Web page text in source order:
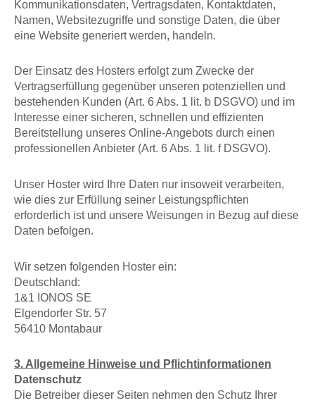
Kommunikationsdaten, Vertragsdaten, Kontaktdaten,
Namen, Websitezugriffe und sonstige Daten, die über
eine Website generiert werden, handeln.
Der Einsatz des Hosters erfolgt zum Zwecke der
Vertragserfüllung gegenüber unseren potenziellen und
bestehenden Kunden (Art. 6 Abs. 1 lit. b DSGVO) und im
Interesse einer sicheren, schnellen und effizienten
Bereitstellung unseres Online-Angebots durch einen
professionellen Anbieter (Art. 6 Abs. 1 lit. f DSGVO).
Unser Hoster wird Ihre Daten nur insoweit verarbeiten,
wie dies zur Erfüllung seiner Leistungspflichten
erforderlich ist und unsere Weisungen in Bezug auf diese
Daten befolgen.
Wir setzen folgenden Hoster ein:
Deutschland:
1&1 IONOS SE
Elgendorfer Str. 57
56410 Montabaur
3. Allgemeine Hinweise und Pflichtinformationen
Datenschutz
Die Betreiber dieser Seiten nehmen den Schutz Ihrer